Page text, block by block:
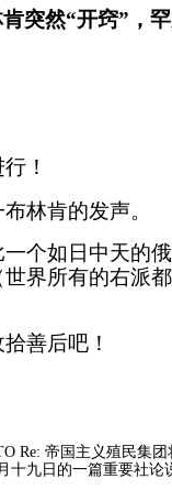
突然“开窍” ，
！
林肯的发声。
个如日中天的
界所有的右派
善后吧！
Re: 帝国主义殖民集
十九日的一篇重要社论